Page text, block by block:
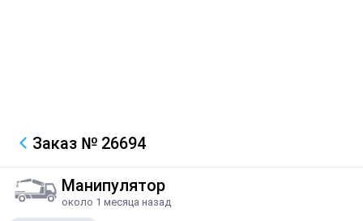
Заказ № 26694
Манипулятор
около 1 месяца назад